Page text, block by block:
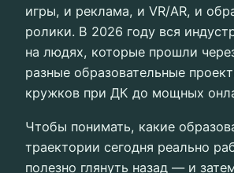
игры, и реклама, и VR/AR, и
ролики. В 2026 году вся
на людях, которые прошли
разные образовательные
кружков при ДК до мощных
Чтобы понимать, какие
траектории сегодня реально
полезно глянуть назад — и